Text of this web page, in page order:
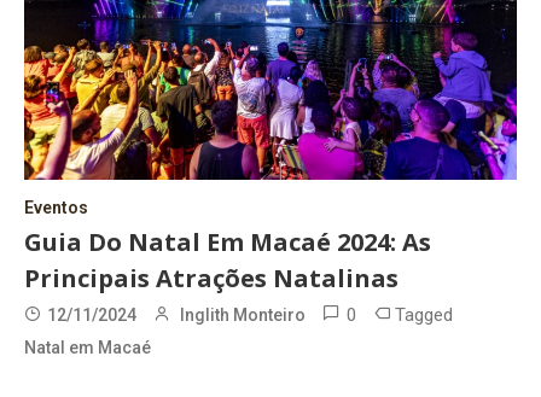
Eventos
Guia Do Natal Em Macaé 2024: As
Principais Atrações Natalinas
12/11/2024 Inglith Monteiro 0 Tagged
Natal em Macaé